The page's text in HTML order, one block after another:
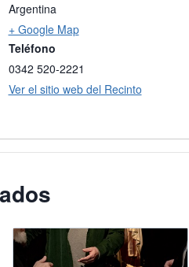
Argentina
+ Google Map
Teléfono
0342 520-2221
Ver el sitio web del Recinto